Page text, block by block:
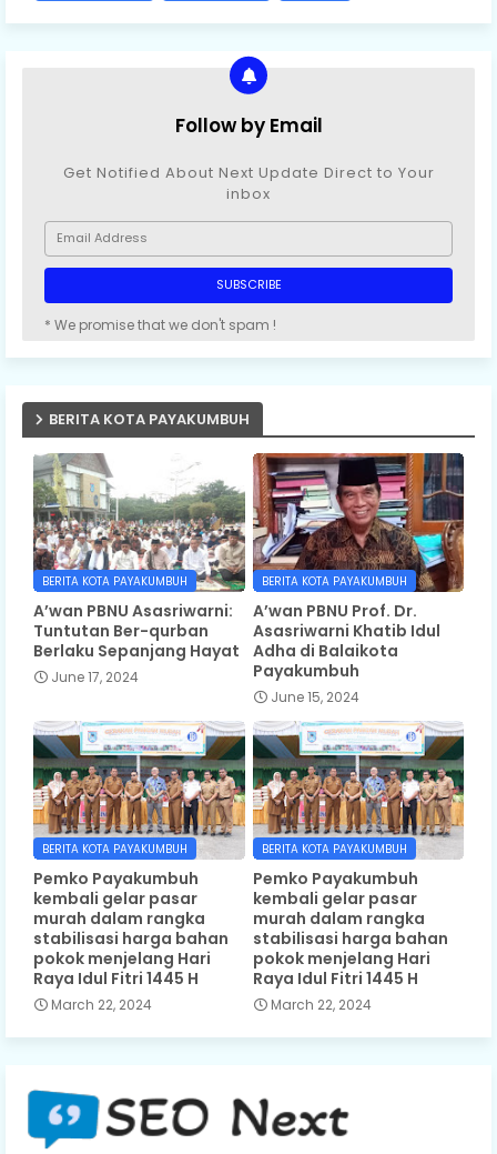
Follow by Email
Get Notified About Next Update Direct to Your
inbox
* We promise that we don't spam !
BERITA KOTA PAYAKUMBUH
BERITA KOTA PAYAKUMBUH
A’wan PBNU Asasriwarni:
Tuntutan Ber-qurban
Berlaku Sepanjang Hayat
June 17, 2024
BERITA KOTA PAYAKUMBUH
A’wan PBNU Prof. Dr.
Asasriwarni Khatib Idul
Adha di Balaikota
Payakumbuh
June 15, 2024
BERITA KOTA PAYAKUMBUH
Pemko Payakumbuh
kembali gelar pasar
murah dalam rangka
stabilisasi harga bahan
pokok menjelang Hari
Raya Idul Fitri 1445 H
March 22, 2024
BERITA KOTA PAYAKUMBUH
Pemko Payakumbuh
kembali gelar pasar
murah dalam rangka
stabilisasi harga bahan
pokok menjelang Hari
Raya Idul Fitri 1445 H
March 22, 2024